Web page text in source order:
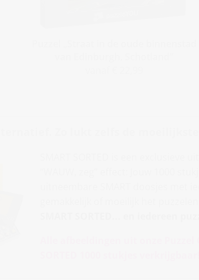
Zo lukt zelfs de
SMART SORTED is een exclusieve
“WAUW, zeg” effect: Jouw 1000
uitneembare SMART doosjes met
gemakkelijk of moeilijk het
SMART SORTED... en iedereen
Alle afbeeldingen uit onze